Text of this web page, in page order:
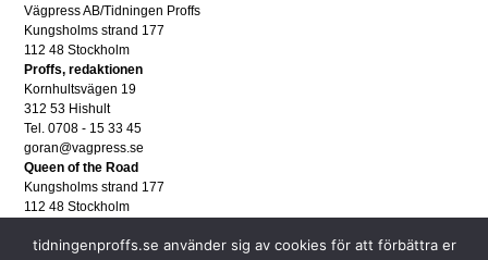
Vägpress AB/Tidningen Proffs
Kungsholms strand 177
112 48 Stockholm
Proffs, redaktionen
Kornhultsvägen 19
312 53 Hishult
Tel. 0708 - 15 33 45
goran@vagpress.se
Queen of the Road
Kungsholms strand 177
112 48 Stockholm
Tel. 08 - 653 83 80
tidningenproffs.se använder sig av cookies för att förbättra er